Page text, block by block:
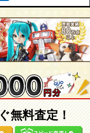
無料査定！